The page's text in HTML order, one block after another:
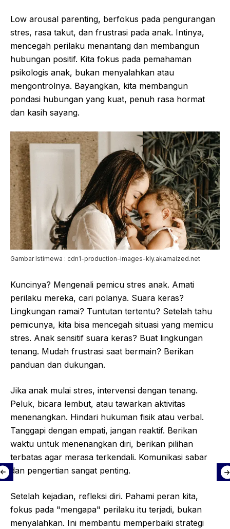
Low arousal parenting, berfokus pada pengurangan
stres, rasa takut, dan frustrasi pada anak. Intinya,
mencegah perilaku menantang dan membangun
hubungan positif. Kita fokus pada pemahaman
psikologis anak, bukan menyalahkan atau
mengontrolnya. Bayangkan, kita membangun
pondasi hubungan yang kuat, penuh rasa hormat
dan kasih sayang.
Gambar Istimewa : cdn1-production-images-kly.akamaized.net
Kuncinya? Mengenali pemicu stres anak. Amati
perilaku mereka, cari polanya. Suara keras?
Lingkungan ramai? Tuntutan tertentu? Setelah tahu
pemicunya, kita bisa mencegah situasi yang memicu
stres. Anak sensitif suara keras? Buat lingkungan
tenang. Mudah frustrasi saat bermain? Berikan
panduan dan dukungan.
Jika anak mulai stres, intervensi dengan tenang.
Peluk, bicara lembut, atau tawarkan aktivitas
menenangkan. Hindari hukuman fisik atau verbal.
Tanggapi dengan empati, jangan reaktif. Berikan
waktu untuk menenangkan diri, berikan pilihan
terbatas agar merasa terkendali. Komunikasi sabar
dan pengertian sangat penting.
Setelah kejadian, refleksi diri. Pahami peran kita,
fokus pada "mengapa" perilaku itu terjadi, bukan
menyalahkan. Ini membantu memperbaiki strategi